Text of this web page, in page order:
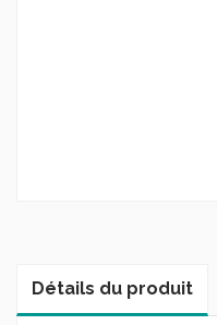
Détails du produit